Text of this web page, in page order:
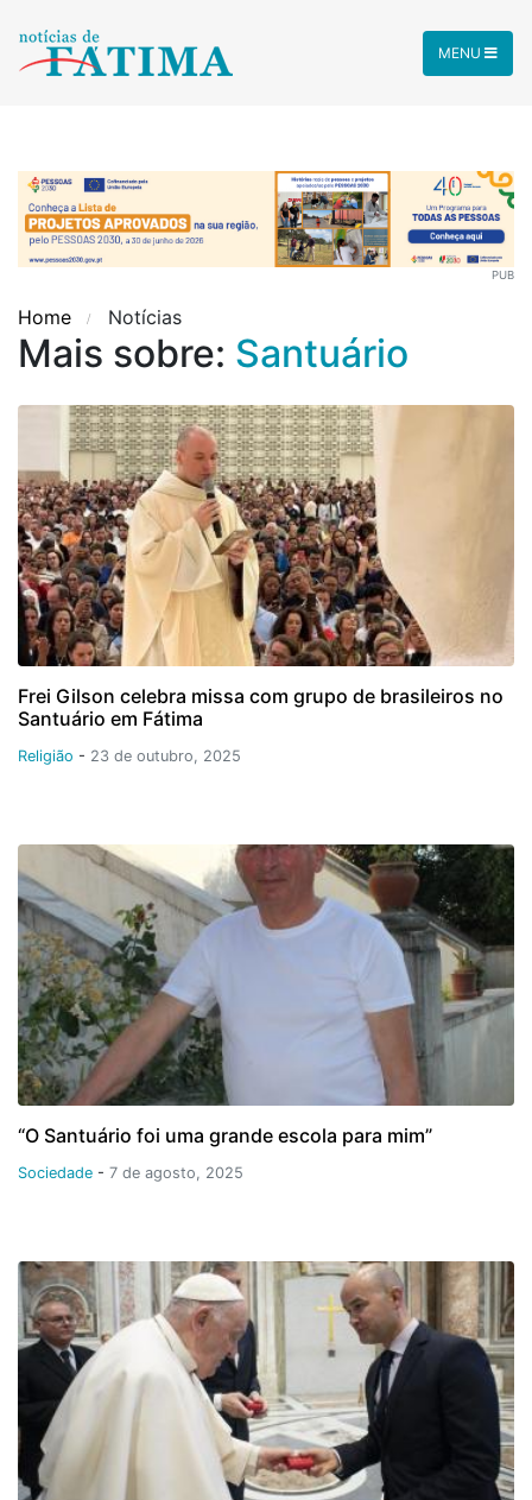
MENU
PUB
Home Notícias
Mais sobre: Santuário
Frei Gilson celebra missa com grupo de brasileiros no
Santuário em Fátima
Religião - 23 de outubro, 2025
“O Santuário foi uma grande escola para mim”
Sociedade - 7 de agosto, 2025